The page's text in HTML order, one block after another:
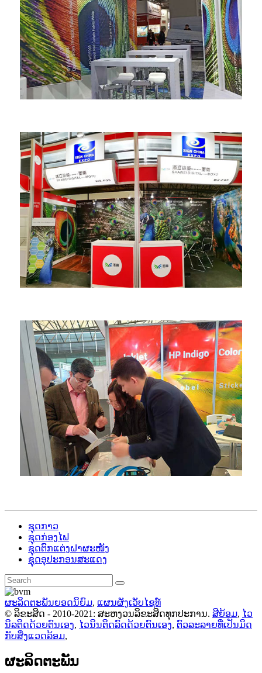
ຊຸດກາວ
ຊຸດກ່ອງໄຟ
ຊຸດຕົກແຕ່ງຝາຜະໜັງ
ຊຸດອຸປະກອນສະແດງ
ຜະລິດຕະພັນຍອດນິຍົມ, ແຜນຜັງເວັບໄຊທ໌
© ລິຂະສິດ - 2010-2021: ສະຫງວນລິຂະສິດທຸກປະການ. ສີຍ້ອມ, ໄວ
ນິລຕິດດ້ວຍຕົນເອງ, ໄວນິນຕິດລົດດ້ວຍຕົນເອງ, ຕົວລະລາຍທີ່ເປັນມິດ
ກັບສິ່ງແວດລ້ອມ,
ຜະລິດຕະພັນ